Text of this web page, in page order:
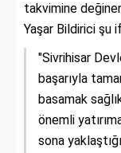
takvimine
Yaşar Bildirici şu
"Sivrihisar
başarıyla
basamak
önemli
sona